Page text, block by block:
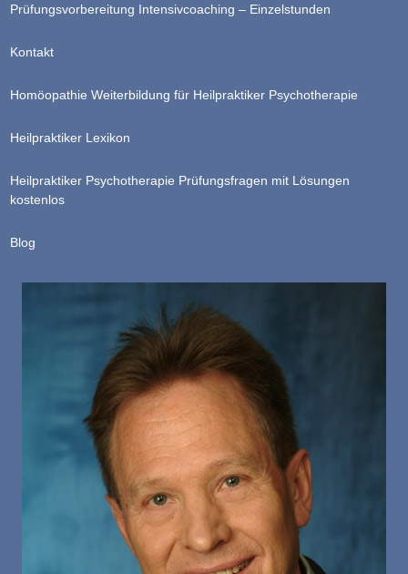
Prüfungsvorbereitung Intensivcoaching – Einzelstunden
Kontakt
Homöopathie Weiterbildung für Heilpraktiker Psychotherapie
Heilpraktiker Lexikon
Heilpraktiker Psychotherapie Prüfungsfragen mit Lösungen
kostenlos
Blog